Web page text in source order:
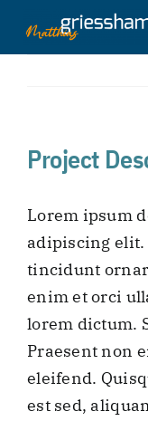
Inhalt
Project
Lorem ipsum
adipiscing elit.
tincidunt
enim et orci
lorem dictum.
Praesent non
eleifend.
est sed,